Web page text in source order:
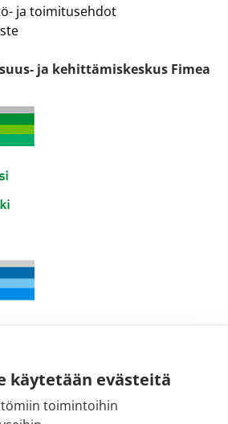
käytetään evästeitä
toimintoihin
ja toimitusehdot
ja kehittämiskeskus Fimea